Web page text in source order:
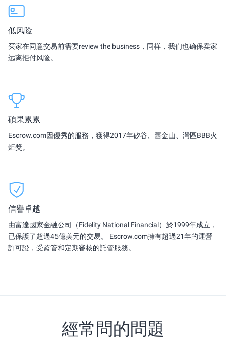
低风险
买家在同意交易前需要review the business，同样，我们也确保卖家
远离拒付风险。
碩果累累
Escrow.com因優秀的服務，獲得2017年矽谷、舊金山、灣區BBB火
炬獎。
信譽卓越
由富達國家金融公司（Fidelity National Financial）於1999年成立，
已保護了超過45億美元的交易。 Escrow.com擁有超過21年的運營
許可證，受監管和定期審核的託管服務。
經常問的問題